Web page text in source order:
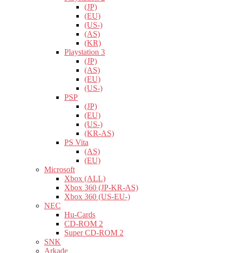
(JP)
(EU)
(US-)
(AS)
(KR)
Playstation 3
(JP)
(AS)
(EU)
(US-)
PSP
(JP)
(EU)
(US-)
(KR-AS)
PS Vita
(AS)
(EU)
Microsoft
Xbox (ALL)
Xbox 360 (JP-KR-AS)
Xbox 360 (US-EU-)
NEC
Hu-Cards
CD-ROM 2
Super CD-ROM 2
SNK
Arkade